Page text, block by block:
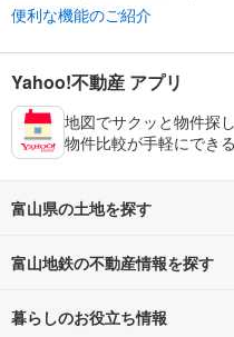
便利な機能のご紹介
Yahoo!不動産 アプリ
地図でサクッと物件探し
物件比較が手軽にできる
富山県の土地を探す
路線・駅から探す
通勤・通学時間から探す
富山地鉄の不動産情報を探す
不動産・住宅
暮らしのお役立ち情報